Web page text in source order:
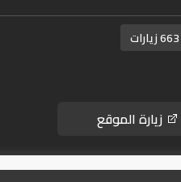
663 زيارات
زيارة الموقع